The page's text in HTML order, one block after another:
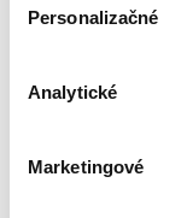
Personalizačné
Analytické
Marketingové